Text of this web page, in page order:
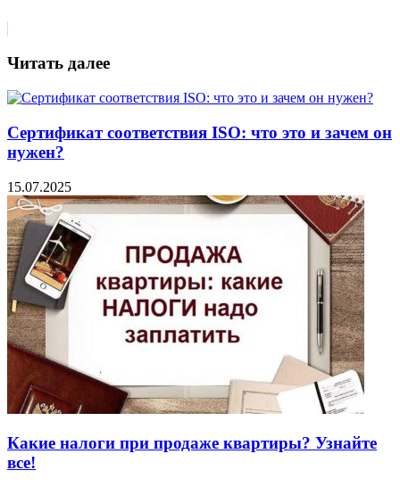
Читать далее
Сертификат соответствия ISO: что это и зачем он
нужен?
15.07.2025
Какие налоги при продаже квартиры? Узнайте
все!